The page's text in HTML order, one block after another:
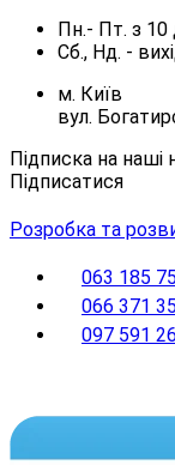
Пн.- Пт. з 10
Сб., Нд. -
м. Київ
вул.
Підписка на наші
Підписатися
Розробка та
063 185
066 371
097 591